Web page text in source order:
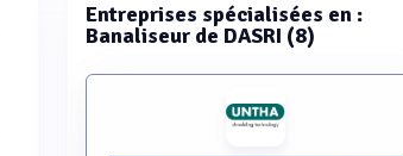
Entreprises spécialisées en :
Banaliseur de DASRI (8)